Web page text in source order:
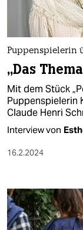
Puppenspielerin
„Das
Mit dem Stück
Puppenspielerin
Claude Henri
Interview von
16.2.2024